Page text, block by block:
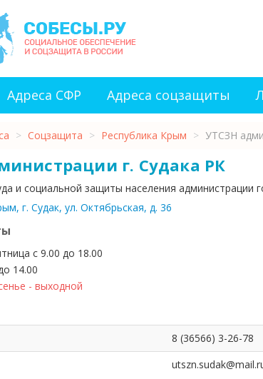
Адреса СФР Адреса соцзащиты
> Соцзащита > Республика Крым > УТСЗН
г. Судака РК
и социальной защиты населения администрации
г. Судак, ул. Октябрьская, д. 36
с 9.00 до 18.00
14.00
- выходной
8 (36566) 3-26-78